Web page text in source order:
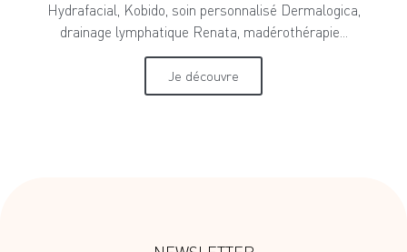
Hydrafacial, Kobido, soin personnalisé Dermalogica,
drainage lymphatique Renata, madérothérapie...
Je découvre